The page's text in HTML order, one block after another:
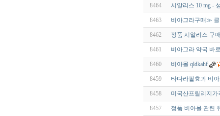
8464 시알리스 10 mg -
8463 비아그라구매≫
8462 정품 시알리스 구
8461 비아그라 약국 바
8460 비아몰 qldkahf
8459 타다라필효과 비
8458 미국산프릴리지
8457 정품 비아몰 관련